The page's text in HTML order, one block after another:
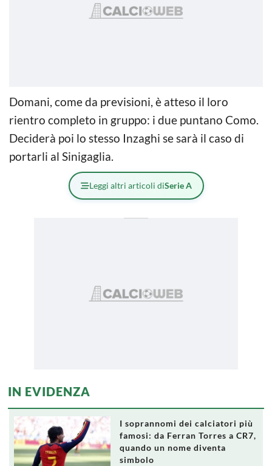
Domani, come da previsioni, è atteso il loro
rientro completo in gruppo: i due puntano Como.
Deciderà poi lo stesso Inzaghi se sarà il caso di
portarli al Sinigaglia.
Leggi altri articoli diSerie A
IN EVIDENZA
I soprannomi dei calciatori più
famosi: da Ferran Torres a CR7,
quando un nome diventa
simbolo